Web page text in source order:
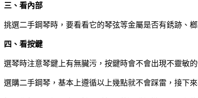
三、看內部
挑選二手鋼琴時，要看看它的琴弦等金屬是否有銹跡、
四、看按鍵
選琴時注意琴鍵上有無臟污，按鍵時會不會出現不靈敏的
選購二手鋼琴，基本上遵循以上幾點就不會踩雷，接下